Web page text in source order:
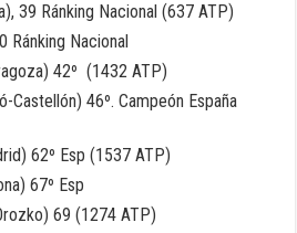
39 Ránking Nacional (637 ATP)
Ránking Nacional
42º (1432 ATP)
Castellón) 46º. Campeón España
62º Esp (1537 ATP)
67º Esp
69 (1274 ATP)